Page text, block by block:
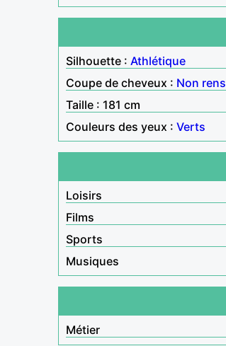
Silhouette : Athlétique
Coupe de cheveux : Non
Taille : 181 cm
Couleurs des yeux : Verts
Loisirs
Films
Sports
Musiques
Métier